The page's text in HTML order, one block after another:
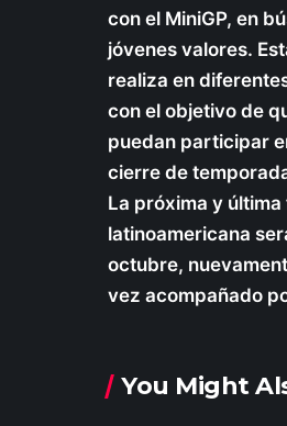
con el MiniGP, en
jóvenes valores.
realiza en
con el objetivo de
puedan participar
cierre de
La próxima y
latinoamericana
octubre,
vez acompañado
You Might